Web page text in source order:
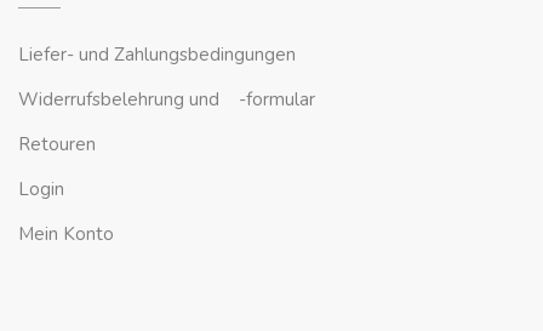
Liefer- und Zahlungsbedingungen
Widerrufsbelehrung und -formular
Retouren
Login
Mein Konto